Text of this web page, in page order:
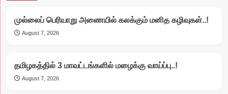
முல்லைப் பெரியாறு அணையில் கலக்கும் மனித கழிவுகள்..!
August 7, 2026
தமிழகத்தில் 3 மாவட்டங்களில் மழைக்கு வாய்ப்பு..!
August 7, 2026